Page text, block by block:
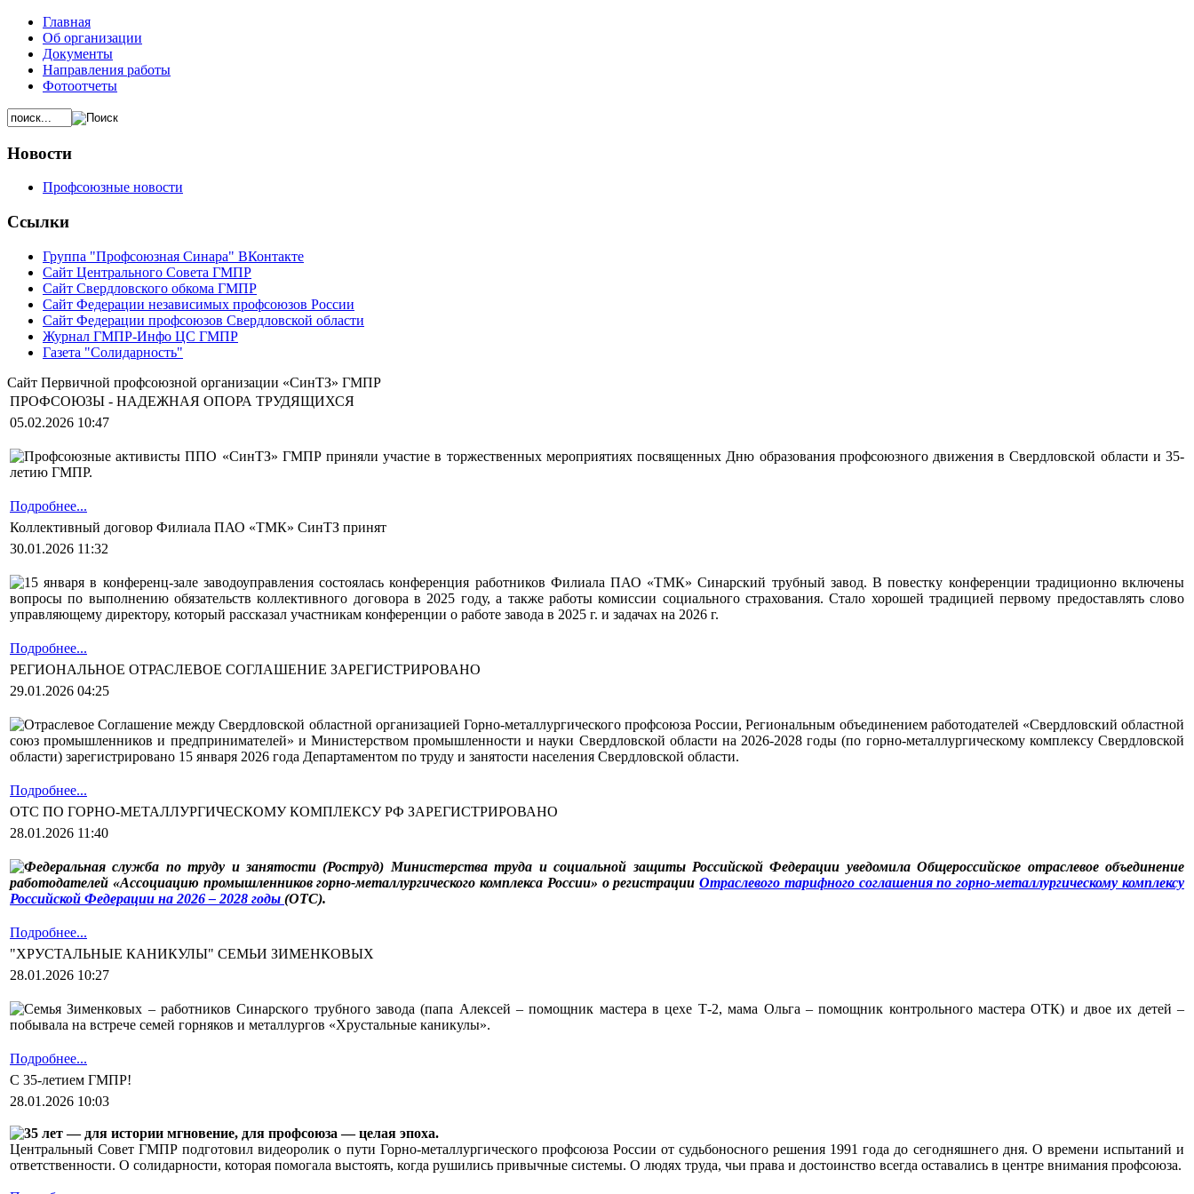
Главная
Об организации
Документы
Направления работы
Фотоотчеты
Новости
Профсоюзные новости
Ссылки
Группа "Профсоюзная Синара" ВКонтакте
Сайт Центрального Совета ГМПР
Сайт Свердловского обкома ГМПР
Сайт Федерации независимых профсоюзов России
Сайт Федерации профсоюзов Свердловской области
Журнал ГМПР-Инфо ЦС ГМПР
Газета "Солидарность"
Сайт Первичной профсоюзной организации «СинТЗ» ГМПР
ПРОФСОЮЗЫ - НАДЕЖНАЯ ОПОРА ТРУДЯЩИХСЯ
05.02.2026 10:47
Профсоюзные активисты ППО «СинТЗ» ГМПР приняли участие в торжественных мероприятиях посвященных Дню образования профсоюзного движения в Свердловской области и 35-
летию ГМПР.
Подробнее...
Коллективный договор Филиала ПАО «ТМК» СинТЗ принят
30.01.2026 11:32
15 января в конференц-зале заводоуправления состоялась конференция работников Филиала ПАО «ТМК» Синарский трубный завод. В повестку конференции традиционно включены
вопросы по выполнению обязательств коллективного договора в 2025 году, а также работы комиссии социального страхования. Стало хорошей традицией первому предоставлять слово
управляющему директору, который рассказал участникам конференции о работе завода в 2025 г. и задачах на 2026 г.
Подробнее...
РЕГИОНАЛЬНОЕ ОТРАСЛЕВОЕ СОГЛАШЕНИЕ ЗАРЕГИСТРИРОВАНО
29.01.2026 04:25
Отраслевое Соглашение между Свердловской областной организацией Горно-металлургического профсоюза России, Региональным объединением работодателей «Свердловский областной
союз промышленников и предпринимателей» и Министерством промышленности и науки Свердловской области на 2026-2028 годы (по горно-металлургическому комплексу Свердловской
области) зарегистрировано 15 января 2026 года Департаментом по труду и занятости населения Свердловской области.
Подробнее...
ОТС ПО ГОРНО-МЕТАЛЛУРГИЧЕСКОМУ КОМПЛЕКСУ РФ ЗАРЕГИСТРИРОВАНО
28.01.2026 11:40
Федеральная служба по труду и занятости (Роструд) Министерства труда и социальной защиты Российской Федерации уведомила Общероссийское отраслевое объединение
работодателей «Ассоциацию промышленников горно-металлургического комплекса России» о регистрацииОтраслевого тарифного соглашения по горно-металлургическому комплексу
Российской Федерации на 2026 – 2028 годы (ОТС).
Подробнее...
"ХРУСТАЛЬНЫЕ КАНИКУЛЫ" СЕМЬИ ЗИМЕНКОВЫХ
28.01.2026 10:27
Семья Зименковых – работников Синарского трубного завода (папа Алексей – помощник мастера в цехе Т-2, мама Ольга – помощник контрольного мастера ОТК) и двое их детей –
побывала на встрече семей горняков и металлургов «Хрустальные каникулы».
Подробнее...
С 35-летием ГМПР!
28.01.2026 10:03
35 лет — для истории мгновение, для профсоюза — целая эпоха.
Центральный Совет ГМПР подготовил видеоролик о пути Горно-металлургического профсоюза России от судьбоносного решения 1991 года до сегодняшнего дня. О времени испытаний и
ответственности. О солидарности, которая помогала выстоять, когда рушились привычные системы. О людях труда, чьи права и достоинство всегда оставались в центре внимания профсоюза.